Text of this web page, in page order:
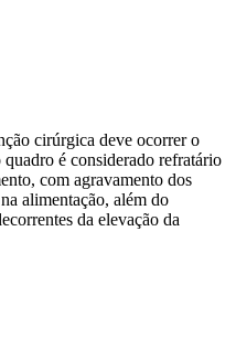
cirúrgica deve ocorrer o
é considerado refratário
com agravamento dos
alimentação, além do
da elevação da